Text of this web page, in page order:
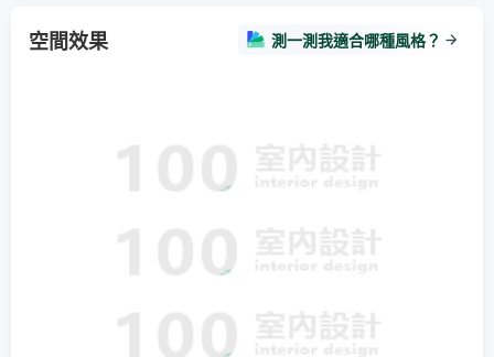
空間效果 測一測我適合哪種風格？